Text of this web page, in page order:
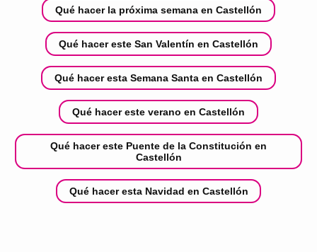
Qué hacer la próxima semana en Castellón
Qué hacer este San Valentín en Castellón
Qué hacer esta Semana Santa en Castellón
Qué hacer este verano en Castellón
Qué hacer este Puente de la Constitución en
Castellón
Qué hacer esta Navidad en Castellón